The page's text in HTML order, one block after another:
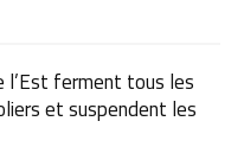
l’Est ferment tous les
et suspendent les